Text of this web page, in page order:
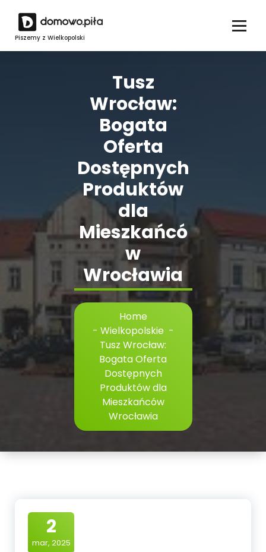
content
Piszemy z Wielkopolski
Tusz
Wrocław:
Bogata
Oferta
Dostępnych
Produktów
dla
Mieszkańcó
w
Wrocławia
Home
- Wielkopolskie-
Tusz Wrocław:
Bogata Oferta
Dostępnych
Produktów dla
Mieszkańców
Wrocławia
2
mar, 2025